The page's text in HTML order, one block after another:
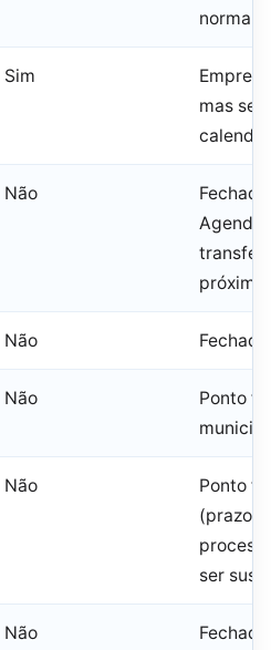
Sim
mas
Não
próximo
Não Fechada
Não
Ponto
Não
Ponto
(prazos
ser
Não